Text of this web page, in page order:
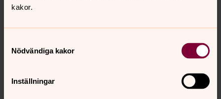
kakor.
Nödvändiga kakor
Inställningar